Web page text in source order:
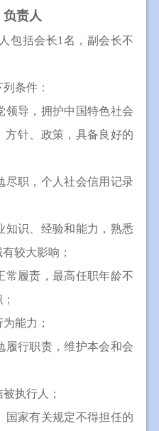
责人
包括会长1名，副会长不
条件：
领导，拥护中国特色社会
方针、政策，具备良好的
尽职，个人社会信用记录
知识、经验和能力，熟悉
较大影响；
常履责，最高任职年龄不
能力；
履行职责，维护本会和会
执行人；
国家有关规定不得担任的